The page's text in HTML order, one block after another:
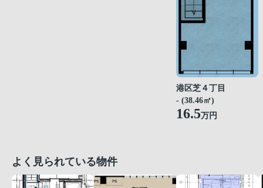
港区芝４丁目
- (38.46㎡)
16.5万円
よく見られている物件